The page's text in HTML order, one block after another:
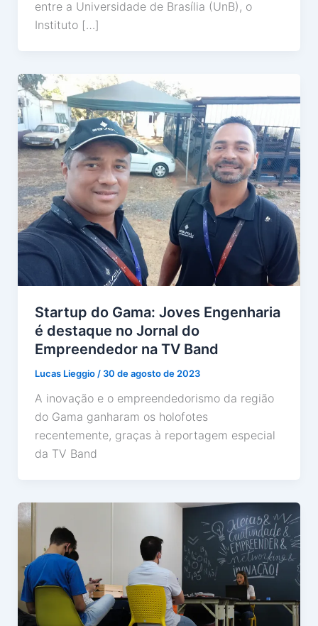
entre a Universidade de Brasília (UnB), o
Instituto […]
Startup do Gama: Joves Engenharia
é destaque no Jornal do
Empreendedor na TV Band
Lucas Lieggio / 30 de agosto de 2023
A inovação e o empreendedorismo da região
do Gama ganharam os holofotes
recentemente, graças à reportagem especial
da TV Band